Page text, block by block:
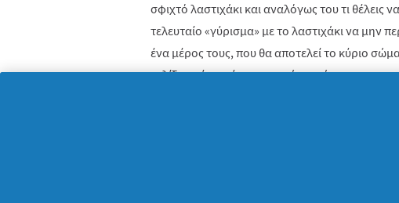
σφιχτό λαστιχάκι και αναλόγως του τι θέλεις
τελευταίο «γύρισμα» με το λαστιχάκι να μην
ένα μέρος τους, που θα αποτελεί το κύριο
τυλίξεις γύρω γύρω, στερεώνοντάς τα με